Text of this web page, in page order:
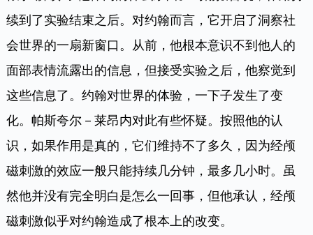
续到了实验结束之后。对约翰而言，它开启了洞察社
会世界的一扇新窗口。从前，他根本意识不到他人的
面部表情流露出的信息，但接受实验之后，他察觉到
这些信息了。约翰对世界的体验，一下子发生了变
化。帕斯夸尔－莱昂内对此有些怀疑。按照他的认
识，如果作用是真的，它们维持不了多久，因为经颅
磁刺激的效应一般只能持续几分钟，最多几小时。虽
然他并没有完全明白是怎么一回事，但他承认，经颅
磁刺激似乎对约翰造成了根本上的改变。